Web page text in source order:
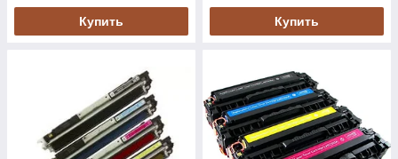
Купить Купить